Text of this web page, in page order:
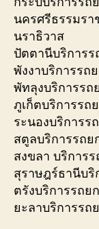
นครศรีธรรมร
นราธิวาส
ปัตตานีบริการ
พังงาบริการรถ
พัทลุงบริการรถ
ภูเก็ตบริการรถ
ระนองบริการร
สตูลบริการรถ
สงขลา บริการ
สุราษฎร์ธานีบ
ตรังบริการรถย
ยะลาบริการรถ